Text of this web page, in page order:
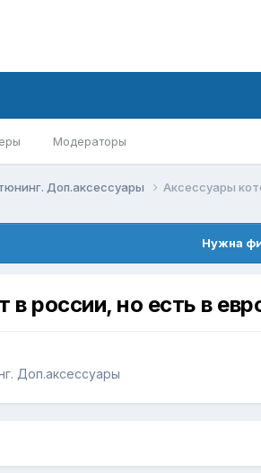
Модераторы
Доп.аксессуары Аксессуары
Нужна
россии, но есть в
Доп.аксессуары